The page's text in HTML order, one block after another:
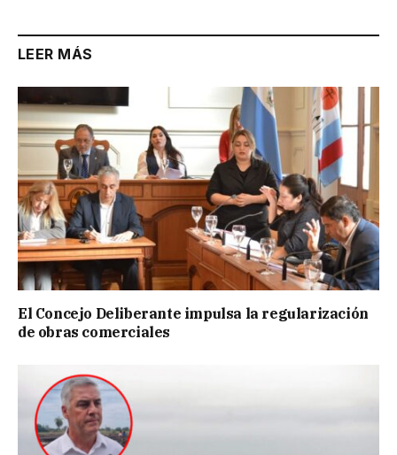
LEER MÁS
El Concejo Deliberante impulsa la regularización
de obras comerciales